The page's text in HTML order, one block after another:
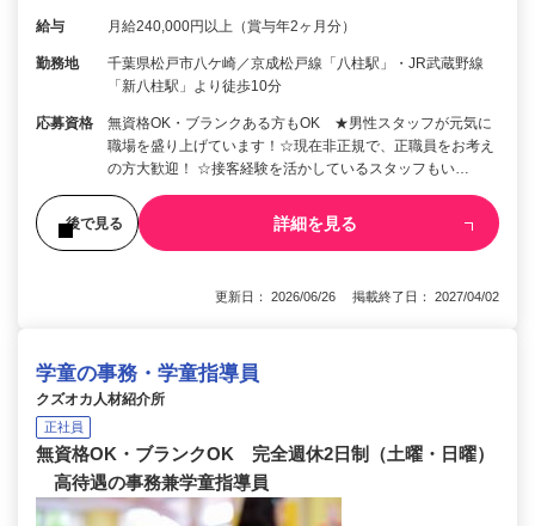
給与 月給240,000円以上（賞与年2ヶ月分）
勤務地
千葉県松戸市八ケ崎／京成松戸線「八柱駅」・JR武蔵野線
「新八柱駅」より徒歩10分
応募資格
無資格OK・ブランクある方もOK ★男性スタッフが元気に
職場を盛り上げています！☆現在非正規で、正職員をお考え
の方大歓迎！ ☆接客経験を活かしているスタッフもい…
後で見る 詳細を見る
更新日： 2026/06/26 掲載終了日： 2027/04/02
学童の事務・学童指導員
クズオカ人材紹介所
正社員
無資格OK・ブランクOK 完全週休2日制（土曜・日曜）
高待遇の事務兼学童指導員